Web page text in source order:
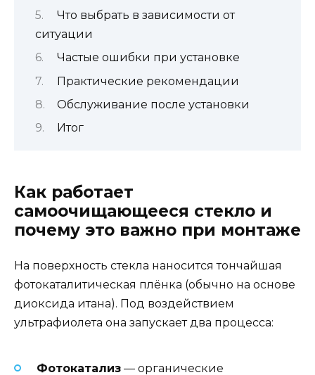
Что выбрать в зависимости от
ситуации
Частые ошибки при установке
Практические рекомендации
Обслуживание после установки
Итог
Как работает
самоочищающееся стекло и
почему это важно при монтаже
На поверхность стекла наносится тончайшая
фотокаталитическая плёнка (обычно на основе
диоксида итана). Под воздействием
ультрафиолета она запускает два процесса:
Фотокатализ — органические